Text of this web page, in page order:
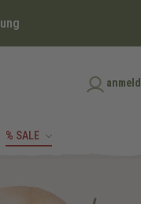
% SALE